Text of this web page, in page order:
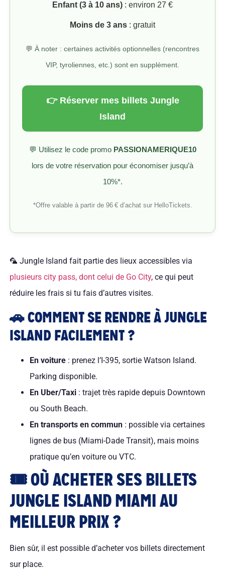
Enfant (3 à 10 ans) : environ 27 €
Moins de 3 ans : gratuit
💬 À noter : certaines activités optionnelles (rencontres
VIP, tyroliennes, etc.) sont en supplément.
👉 Réserver mes billets Jungle
Island
💬 Utilisez le code promo PASSIONAMERIQUE10
lors de votre réservation pour économiser jusqu’à
10%*.
*Offre valable à partir de 96 € d’achat sur HelloTickets.
🦜 Jungle Island fait partie des lieux accessibles via
plusieurs city pass, dont celui de Go City, ce qui peut
réduire les frais si tu fais d’autres visites.
🚗 COMMENT SE RENDRE À JUNGLE
ISLAND FACILEMENT ?
En voiture: prenez l’I-395, sortie Watson Island.
Parking disponible.
En Uber/Taxi: trajet très rapide depuis Downtown
ou South Beach.
En transports en commun: possible via certaines
lignes de bus (Miami-Dade Transit), mais moins
pratique qu’en voiture ou VTC.
🎟️ OÙ ACHETER SES BILLETS
JUNGLE ISLAND MIAMI AU
MEILLEUR PRIX ?
Bien sûr, il est possible d’acheter vos billets directement
sur place.